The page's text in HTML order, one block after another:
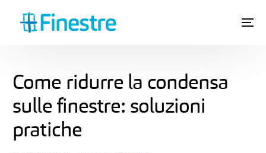
Come ridurre la condensa
sulle finestre: soluzioni
pratiche